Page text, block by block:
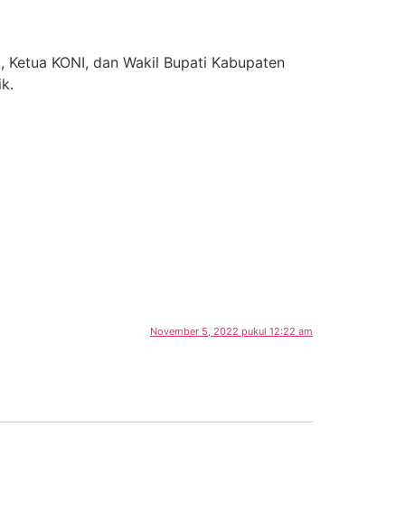
KONI, dan Wakil Bupati Kabupaten
November 5, 2022 pukul 12:22 am